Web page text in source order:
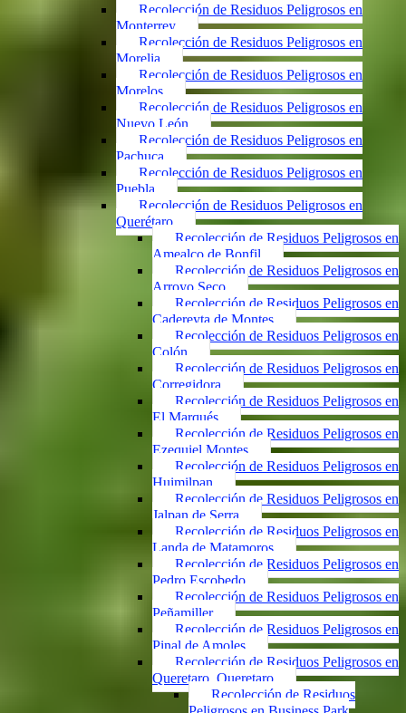
Recolección de Residuos Peligrosos en
Monterrey
Recolección de Residuos Peligrosos en
Morelia
Recolección de Residuos Peligrosos en
Morelos
Recolección de Residuos Peligrosos en
Nuevo León
Recolección de Residuos Peligrosos en
Pachuca
Recolección de Residuos Peligrosos en
Puebla
Recolección de Residuos Peligrosos en
Querétaro
Recolección de Residuos Peligrosos en
Amealco de Bonfil
Recolección de Residuos Peligrosos en
Arroyo Seco
Recolección de Residuos Peligrosos en
Cadereyta de Montes
Recolección de Residuos Peligrosos en
Colón
Recolección de Residuos Peligrosos en
Corregidora
Recolección de Residuos Peligrosos en
El Marqués
Recolección de Residuos Peligrosos en
Ezequiel Montes
Recolección de Residuos Peligrosos en
Huimilpan
Recolección de Residuos Peligrosos en
Jalpan de Serra
Recolección de Residuos Peligrosos en
Landa de Matamoros
Recolección de Residuos Peligrosos en
Pedro Escobedo
Recolección de Residuos Peligrosos en
Peñamiller
Recolección de Residuos Peligrosos en
Pinal de Amoles
Recolección de Residuos Peligrosos en
Queretaro, Queretaro
Recolección de Residuos